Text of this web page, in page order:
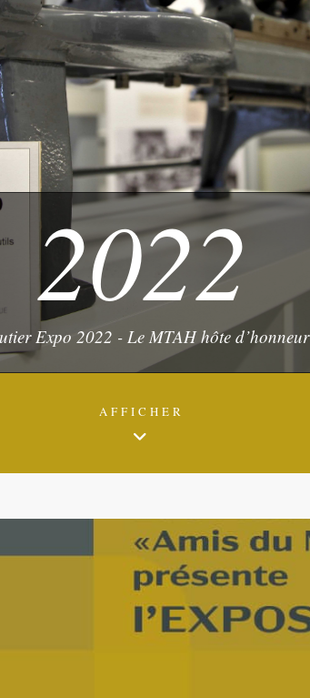
2022
Expo 2022 - Le MTAH hôte d’honneur
AFFICHER